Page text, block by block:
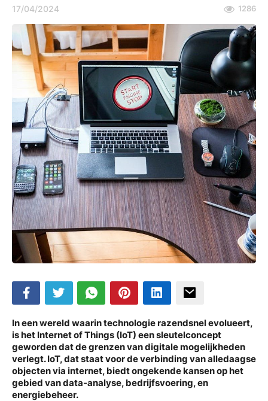
17/04/2024 1286
In een wereld waarin technologie razendsnel evolueert,
is het Internet of Things (IoT) een sleutelconcept
geworden dat de grenzen van digitale mogelijkheden
verlegt. IoT, dat staat voor de verbinding van alledaagse
objecten via internet, biedt ongekende kansen op het
gebied van data-analyse, bedrijfsvoering, en
energiebeheer.